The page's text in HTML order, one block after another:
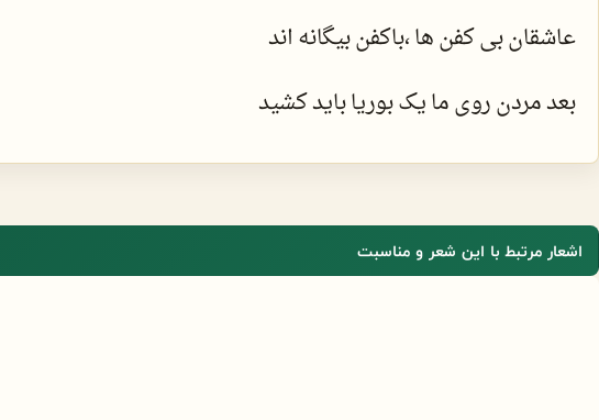
عاشقان بی کفن ها ،باکفن بیگانه اند
بعد مردن روی ما یک بوریا باید کشید
اشعار مرتبط با این شعر و مناسبت